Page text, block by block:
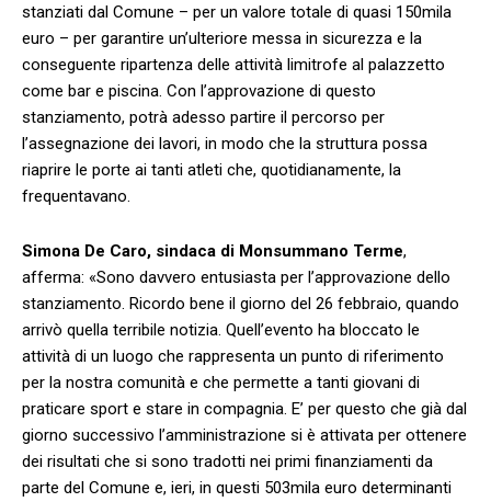
stanziati dal Comune – per un valore totale di quasi 150mila
euro – per garantire un’ulteriore messa in sicurezza e la
conseguente ripartenza delle attività limitrofe al palazzetto
come bar e piscina. Con l’approvazione di questo
stanziamento, potrà adesso partire il percorso per
l’assegnazione dei lavori, in modo che la struttura possa
riaprire le porte ai tanti atleti che, quotidianamente, la
frequentavano.
Simona De Caro, sindaca di Monsummano Terme,
afferma: «Sono davvero entusiasta per l’approvazione dello
stanziamento. Ricordo bene il giorno del 26 febbraio, quando
arrivò quella terribile notizia. Quell’evento ha bloccato le
attività di un luogo che rappresenta un punto di riferimento
per la nostra comunità e che permette a tanti giovani di
praticare sport e stare in compagnia. E’ per questo che già dal
giorno successivo l’amministrazione si è attivata per ottenere
dei risultati che si sono tradotti nei primi finanziamenti da
parte del Comune e, ieri, in questi 503mila euro determinanti